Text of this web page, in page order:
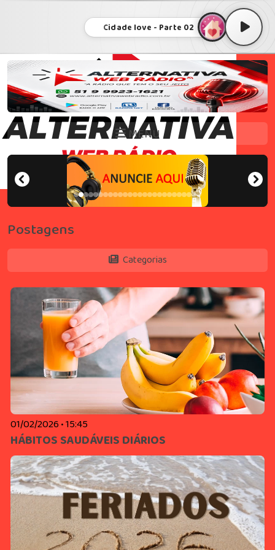
Cidade love - Parte 02
MENU
Postagens
Categorias
01/02/2026 • 15:45
HÁBITOS SAUDÁVEIS DIÁRIOS